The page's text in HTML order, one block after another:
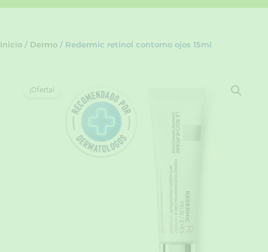
Inicio / Dermo / Redermic retinol contorno ojos 15ml
¡Oferta!